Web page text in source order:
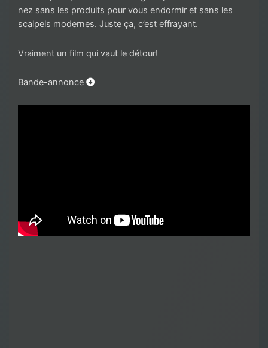
nez sans les produits pour vous endormir et sans les
scalpels modernes. Juste ça, c’est effrayant.
Vraiment un film qui vaut le détour!
Bande-annonce